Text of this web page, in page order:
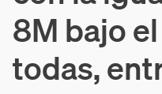
8M bajo
todas,